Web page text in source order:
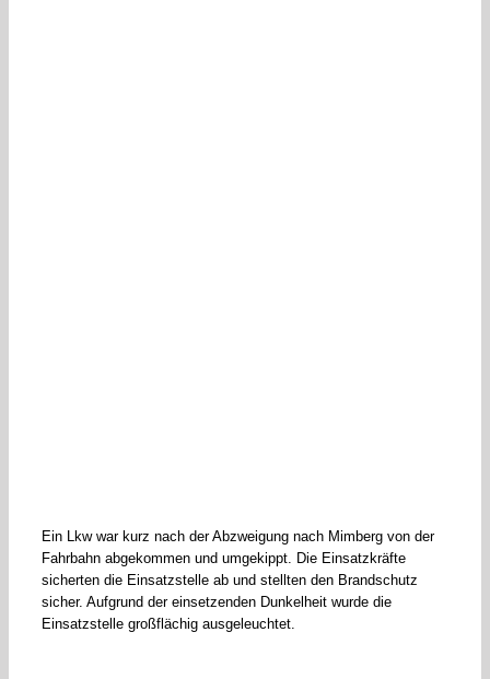
Ein Lkw war kurz nach der Abzweigung nach Mimberg von der
Fahrbahn abgekommen und umgekippt. Die Einsatzkräfte
sicherten die Einsatzstelle ab und stellten den Brandschutz
sicher. Aufgrund der einsetzenden Dunkelheit wurde die
Einsatzstelle großflächig ausgeleuchtet.